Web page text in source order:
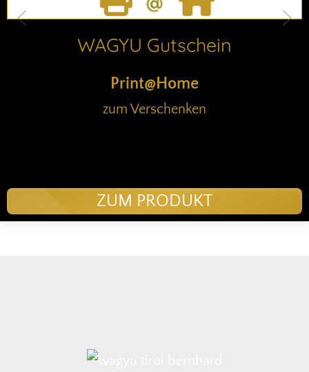
WAGYU MINUTENSTEAK
110,-€ / kg
inkl. MwSt.
ZUM PRODUKT